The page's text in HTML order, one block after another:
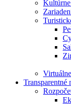
Transparentné